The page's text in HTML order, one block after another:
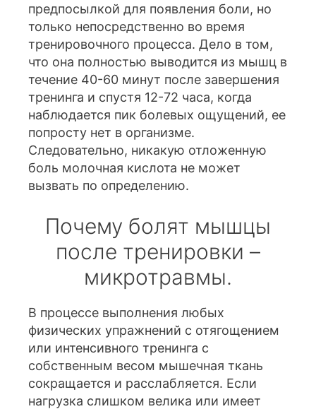
предпосылкой для появления боли, но
только непосредственно во время
тренировочного процесса. Дело в том,
что она полностью выводится из мышц в
течение 40-60 минут после завершения
тренинга и спустя 12-72 часа, когда
наблюдается пик болевых ощущений, ее
попросту нет в организме.
Следовательно, никакую отложенную
боль молочная кислота не может
вызвать по определению.
Почему болят мышцы
после тренировки –
микротравмы.
В процессе выполнения любых
физических упражнений с отягощением
или интенсивного тренинга с
собственным весом мышечная ткань
сокращается и расслабляется. Если
нагрузка слишком велика или имеет